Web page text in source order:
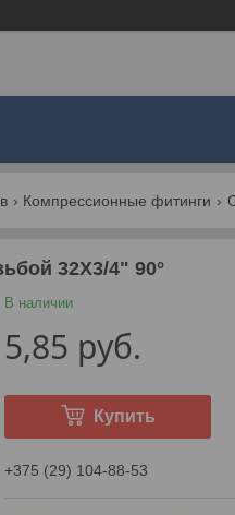
Компрессионные фитинги
32X3/4" 90°
В наличии
5,85 руб.
Купить
+375 (29) 104-88-53